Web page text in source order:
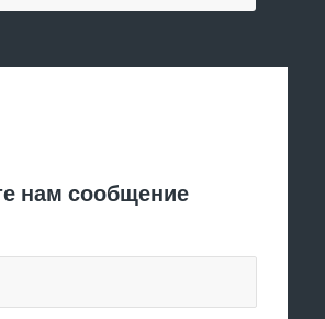
нам сообщение